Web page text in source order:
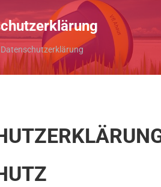
sich hier:
Datenschutzerklärung